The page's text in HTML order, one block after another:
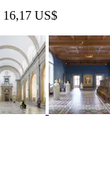
16,17 US$